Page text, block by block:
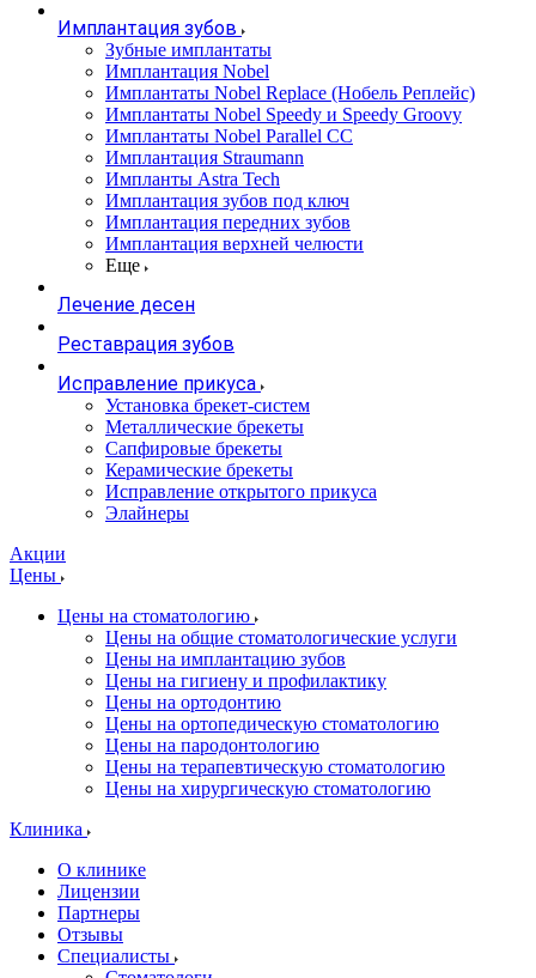
Имплантация зубов
Зубные имплантаты
Имплантация Nobel
Имплантаты Nobel Replace (Нобель Реплейс)
Имплантаты Nobel Speedy и Speedy Groovy
Имплантаты Nobel Parallel CC
Имплантация Straumann
Импланты Astra Tech
Имплантация зубов под ключ
Имплантация передних зубов
Имплантация верхней челюсти
Еще
Лечение десен
Реставрация зубов
Исправление прикуса
Установка брекет-систем
Металлические брекеты
Сапфировые брекеты
Керамические брекеты
Исправление открытого прикуса
Элайнеры
Акции
Цены
Цены на стоматологию
Цены на общие стоматологические услуги
Цены на имплантацию зубов
Цены на гигиену и профилактику
Цены на ортодонтию
Цены на ортопедическую стоматологию
Цены на пародонтологию
Цены на терапевтическую стоматологию
Цены на хирургическую стоматологию
Клиника
О клинике
Лицензии
Партнеры
Отзывы
Специалисты